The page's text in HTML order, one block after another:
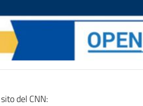
del CNN: